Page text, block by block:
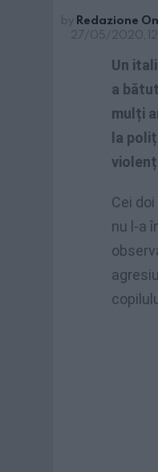
by Redazione
27/05/2020,
Un
a
mulți
la
Cei
nu l-a